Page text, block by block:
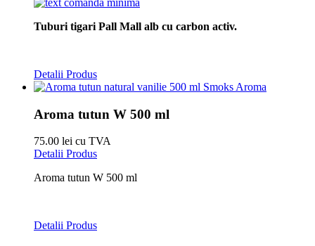
Tuburi tigari Pall Mall alb cu carbon activ.
Detalii Produs
Aroma tutun W 500 ml
75.00 lei cu TVA
Detalii Produs
Aroma tutun W 500 ml
Detalii Produs